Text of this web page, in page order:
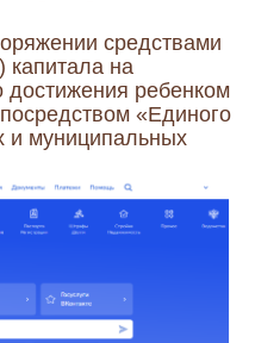
средствами
капитала на
ребенком
«Единого
и муниципальных